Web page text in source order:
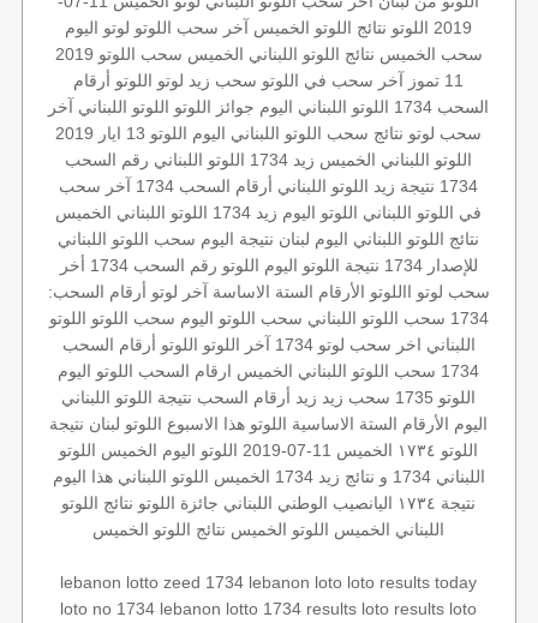
2019 اللوتو نتائج اللوتو الخميس آخر سحب اللوتو لوتو اليوم
سحب الخميس نتائج اللوتو اللبناني الخميس
سحب اللوتو 2019
11 تموز
آخر سحب في اللوتو سحب زيد لوتو اللوتو أرقام
السحب 1734
اللوتو اللبناني اليوم جوائز اللوتو اللوتو اللبناني آخر
سحب لوتو نتائج سحب اللوتو اللبناني اليوم اللوتو 13 ايار 2019
اللوتو اللبناني الخميس زيد 1734
اللوتو اللبناني رقم السحب
1734 نتيجة زيد اللوتو اللبناني أرقام السحب 1734
آخر سحب
في اللوتو اللبناني اللوتو اليوم زيد 1734
اللوتو اللبناني الخميس
نتائج اللوتو اللبناني اليوم لبنان نتيجة اليوم سحب اللوتو اللبناني
للإصدار 1734
نتيجة اللوتو اليوم اللوتو رقم السحب 1734
أخر
سحب لوتو االلوتو الأرقام الستة الاساسة آخر لوتو أرقام السحب:
1734 سحب اللوتو اللبناني سحب اللوتو اليوم سحب اللوتو اللوتو
اللبناني اخر سحب لوتو 1734 آخر اللوتو اللوتو أرقام السحب
1734 سحب اللوتو اللبناني الخميس ارقام السحب اللوتو اليوم
اللوتو 1735
سحب زيد زيد أرقام السحب نتيجة اللوتو اللبناني
اليوم الأرقام الستة الاساسية اللوتو هذا الاسبوع اللوتو لبنان نتيجة
اللوتو ١٧٣٤
الخميس 11-07-2019 اللوتو اليوم الخميس اللوتو
اللبناني 1734 و نتائج زيد
1734 الخميس
اللوتو اللبناني هذا اليوم
نتيجة ١٧٣٤
اليانصيب الوطني اللبناني جائزة اللوتو نتائج اللوتو
اللبناني الخميس اللوتو الخميس نتائج اللوتو الخميس
lebanon lotto zeed 1734 lebanon loto loto results today
loto no 1734 lebanon lotto 1734 results loto results loto